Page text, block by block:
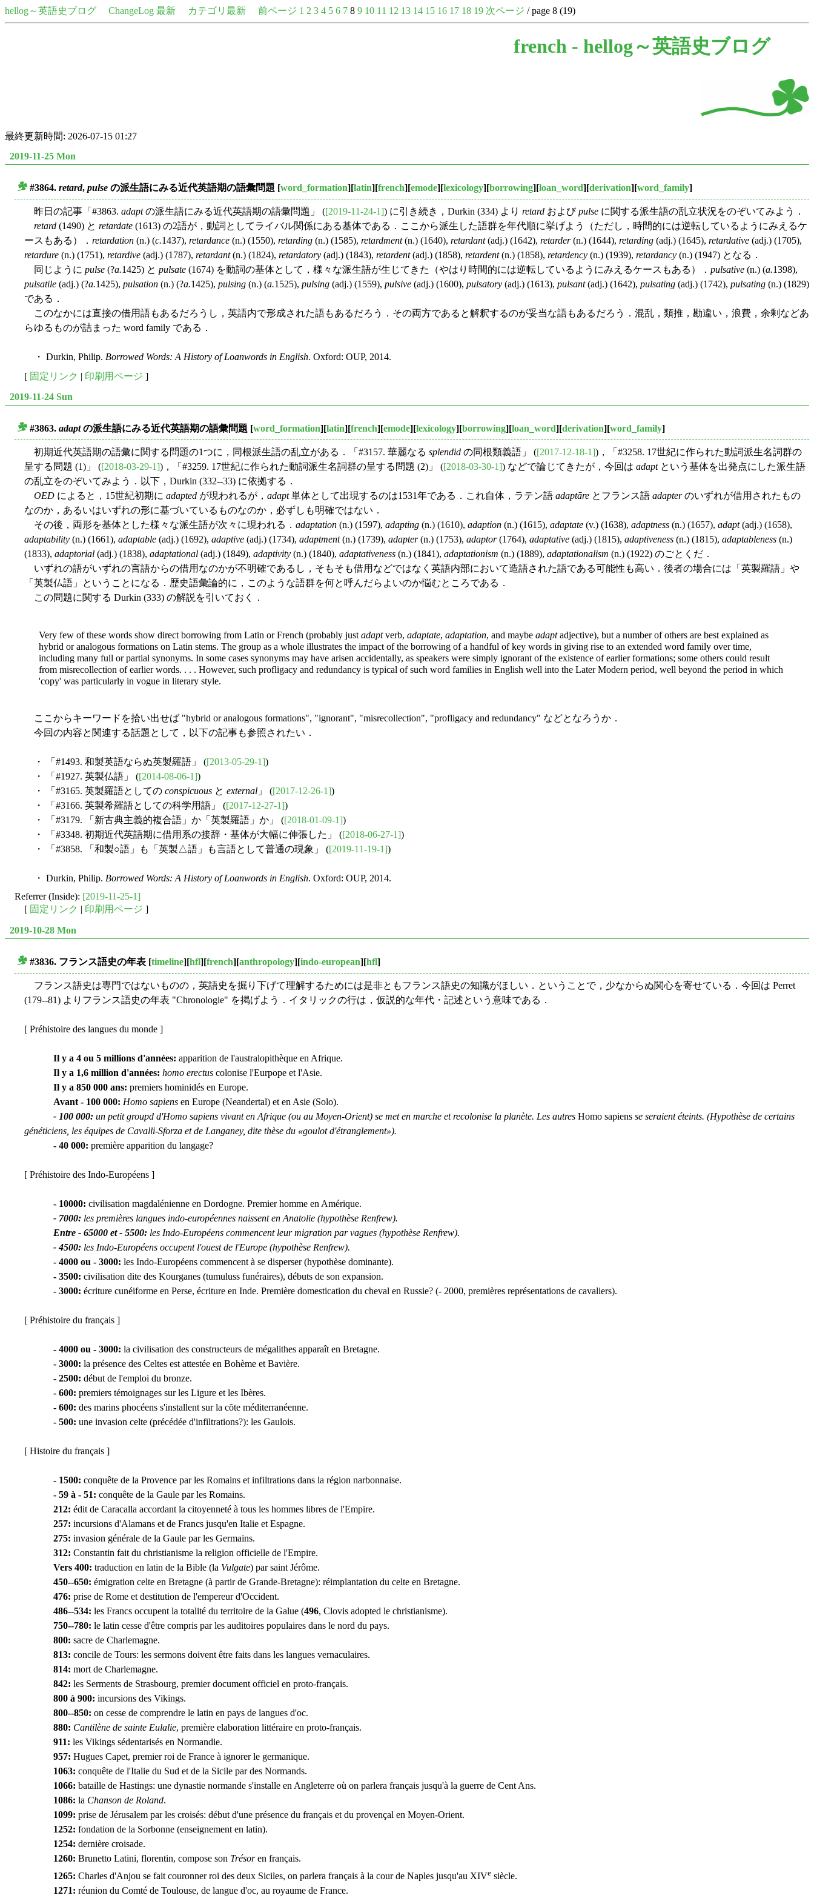
hellog～英語史ブログ ChangeLog 最新 カテゴリ最新 前ページ 1 2 3 4 5 6 7 8 9 10 11 12 13 14 15 16 17 18 19 次ページ / page 8 (19)
french - hellog～英語史ブログ
最終更新時間: 2026-07-15 01:27
2019-11-25 Mon
#3864. retard, pulse の派生語にみる近代英語期の語彙問題 [word_formation][latin][french][emode][lexicology][borrowing][loan_word][derivation][word_family]
昨日の記事「#3863. adaptの派生語にみる近代英語期の語彙問題」 ([2019-11-24-1]) に引き続き，Durkin (334) より retard およびpulse に関する派生語の乱立状況をのぞいてみよう．
retard (1490) と retardate (1613) の2語が，動詞としてライバル関係にある基体である．ここから派生した語群を年代順に挙げよう（ただし，時間的には逆転しているようにみえるケ
ースもある）． retardation (n.) (c.1437), retardance (n.) (1550), retarding (n.) (1585), retardment(n.) (1640), retardant(adj.) (1642), retarder(n.) (1644), retarding (adj.) (1645), retardative (adj.) (1705),
retardure (n.) (1751), retardive (adj.) (1787), retardant(n.) (1824), retardatory (adj.) (1843), retardent(adj.) (1858), retardent(n.) (1858), retardency (n.) (1939), retardancy (n.) (1947) となる．
同じように pulse (?a.1425) と pulsate (1674) を動詞の基体として，様々な派生語が生じてきた（やはり時間的には逆転しているようにみえるケースもある）． pulsative (n.) (a.1398),
pulsatile (adj.) (?a.1425), pulsation (n.) (?a.1425), pulsing (n.) (a.1525), pulsing (adj.) (1559), pulsive (adj.) (1600), pulsatory (adj.) (1613), pulsant(adj.) (1642), pulsating (adj.) (1742), pulsating (n.) (1829)
である．
このなかには直接の借用語もあるだろうし，英語内で形成された語もあるだろう．その両方であると解釈するのが妥当な語もあるだろう．混乱，類推，勘違い，浪費，余剰などあ
らゆるものが詰まった word family である．
・ Durkin, Philip. Borrowed Words: A History of Loanwords in English. Oxford: OUP, 2014.
[ 固定リンク | 印刷用ページ ]
2019-11-24 Sun
#3863. adaptの派生語にみる近代英語期の語彙問題 [word_formation][latin][french][emode][lexicology][borrowing][loan_word][derivation][word_family]
初期近代英語期の語彙に関する問題の1つに，同根派生語の乱立がある．「#3157. 華麗なる splendid の同根類義語」 ([2017-12-18-1])，「#3258. 17世紀に作られた動詞派生名詞群の
呈する問題 (1)」 ([2018-03-29-1])，「#3259. 17世紀に作られた動詞派生名詞群の呈する問題 (2)」 ([2018-03-30-1]) などで論じてきたが，今回は adaptという基体を出発点にした派生語
の乱立をのぞいてみよう．以下，Durkin (332--33) に依拠する．
OED によると，15世紀初期に adapted が現われるが， adapt単体として出現するのは1531年である．これ自体，ラテン語 adaptāre とフランス語 adapterのいずれが借用されたもの
なのか，あるいはいずれの形に基づいているものなのか，必ずしも明確ではない．
その後，両形を基体とした様々な派生語が次々に現われる． adaptation (n.) (1597), adapting (n.) (1610), adaption (n.) (1615), adaptate (v.) (1638), adaptness (n.) (1657), adapt(adj.) (1658),
adaptability (n.) (1661), adaptable (adj.) (1692), adaptive (adj.) (1734), adaptment(n.) (1739), adapter(n.) (1753), adaptor(1764), adaptative (adj.) (1815), adaptiveness (n.) (1815), adaptableness (n.)
(1833), adaptorial (adj.) (1838), adaptational (adj.) (1849), adaptivity (n.) (1840), adaptativeness (n.) (1841), adaptationism (n.) (1889), adaptationalism (n.) (1922) のごとくだ．
いずれの語がいずれの言語からの借用なのかが不明確であるし，そもそも借用などではなく英語内部において造語された語である可能性も高い．後者の場合には「英製羅語」や
「英製仏語」ということになる．歴史語彙論的に，このような語群を何と呼んだらよいのか悩むところである．
この問題に関する Durkin (333) の解説を引いておく．
Very few of these words show direct borrowing from Latin or French (probably justadaptverb, adaptate, adaptation, and maybe adaptadjective), but a number of others are best explained as
hybrid or analogous formations on Latin stems. The group as a whole illustrates the impact of the borrowing of a handful of key words in giving rise to an extended word family over time,
including many full or partial synonyms. In some cases synonyms may have arisen accidentally, as speakers were simply ignorant of the existence of earlier formations; some others could result
from misrecollection of earlier words. . . . However, such profligacy and redundancy is typical of such word families in English well into the Later Modern period, well beyond the period in which
'copy' was particularly in vogue in literary style.
ここからキーワードを拾い出せば "hybrid or analogous formations", "ignorant", "misrecollection", "profligacy and redundancy" などとなろうか．
今回の内容と関連する話題として，以下の記事も参照されたい．
・ 「#1493. 和製英語ならぬ英製羅語」 ([2013-05-29-1])
・ 「#1927. 英製仏語」 ([2014-08-06-1])
・ 「#3165. 英製羅語としての conspicuous と external 」 ([2017-12-26-1])
・ 「#3166. 英製希羅語としての科学用語」 ([2017-12-27-1])
・ 「#3179. 「新古典主義的複合語」か「英製羅語」か」 ([2018-01-09-1])
・ 「#3348. 初期近代英語期に借用系の接辞・基体が大幅に伸張した」 ([2018-06-27-1])
・ 「#3858. 「和製○語」も「英製△語」も言語として普通の現象」 ([2019-11-19-1])
・ Durkin, Philip. Borrowed Words: A History of Loanwords in English. Oxford: OUP, 2014.
Referrer (Inside): [2019-11-25-1]
[ 固定リンク | 印刷用ページ ]
2019-10-28 Mon
#3836. フランス語史の年表 [timeline][hfl][french][anthropology][indo-european][hfl]
フランス語史は専門ではないものの，英語史を掘り下げて理解するためには是非ともフランス語史の知識がほしい．ということで，少なからぬ関心を寄せている．今回は Perret
(179--81) よりフランス語史の年表 "Chronologie" を掲げよう．イタリックの行は，仮説的な年代・記述という意味である．
[ Préhistoire des langues du monde ]
Il y a 4 ou 5 millions d'années: apparition de l'australopithèque en Afrique.
Il y a 1,6 million d'années: homo erectus colonise l'Eurpope et l'Asie.
Il y a 850 000 ans: premiers hominidés en Europe.
Avant - 100 000: Homo sapiens en Europe (Neandertal) et en Asie (Solo).
- 100 000: un petit groupd d'Homo sapiens vivant en Afrique (ou au Moyen-Orient) se met en marche et recolonise la planète. Les autres Homo sapiens se seraient éteints. (Hypothèse de certains
généticiens, les équipes de Cavalli-Sforza et de Langaney, dite thèse du «goulot d'étranglement»).
- 40 000: première apparition du langage?
[ Préhistoire des Indo-Européens ]
- 10000: civilisation magdalénienne en Dordogne. Premier homme en Amérique.
- 7000: les premières langues indo-européennes naissent en Anatolie (hypothèse Renfrew).
Entre - 65000 et - 5500: les Indo-Européens commencent leur migration par vagues (hypothèse Renfrew).
- 4500: les Indo-Européens occupent l'ouest de l'Europe (hypothèse Renfrew).
- 4000 ou - 3000: les Indo-Européens commencent à se disperser (hypothèse dominante).
- 3500: civilisation dite des Kourganes (tumuluss funéraires), débuts de son expansion.
- 3000: écriture cunéiforme en Perse, écriture en Inde. Première domestication du cheval en Russie? (- 2000, premières représentations de cavaliers).
[ Préhistoire du français ]
- 4000 ou - 3000: la civilisation des constructeurs de mégalithes apparaît en Bretagne.
- 3000: la présence des Celtes est attestée en Bohème et Bavière.
- 2500: début de l'emploi du bronze.
- 600: premiers témoignages sur les Ligure et les Ibères.
- 600: des marins phocéens s'installent sur la cõte méditerranéenne.
- 500: une invasion celte (précédée d'infiltrations?): les Gaulois.
[ Histoire du français ]
- 1500: conquête de la Provence par les Romains et infiltrations dans la région narbonnaise.
- 59 à - 51: conquête de la Gaule par les Romains.
212: édit de Caracalla accordant la citoyenneté à tous les hommes libres de l'Empire.
257: incursions d'Alamans et de Francs jusqu'en Italie et Espagne.
275: invasion générale de la Gaule par les Germains.
312: Constantin fait du christianisme la religion officielle de l'Empire.
Vers 400: traduction en latin de la Bible (la Vulgate) par saint Jérôme.
450--650: émigration celte en Bretagne (à partir de Grande-Bretagne): réimplantation du celte en Bretagne.
476: prise de Rome et destitution de l'empereur d'Occident.
486--534: les Francs occupent la totalité du territoire de la Galue (496, Clovis adopted le christianisme).
750--780: le latin cesse d'être compris par les auditoires populaires dans le nord du pays.
800: sacre de Charlemagne.
813: concile de Tours: les sermons doivent être faits dans les langues vernaculaires.
814: mort de Charlemagne.
842: les Serments de Strasbourg, premier document officiel en proto-français.
800 à 900: incursions des Vikings.
800--850: on cesse de comprendre le latin en pays de langues d'oc.
880: Cantilène de sainte Eulalie, première elaboration littéraire en proto-français.
911: les Vikings sédentarisés en Normandie.
957: Hugues Capet, premier roi de France à ignorer le germanique.
1063: conquête de l'Italie du Sud et de la Sicile par des Normands.
1066: bataille de Hastings: une dynastie normande s'installe en Angleterre où on parlera français jusqu'à la guerre de Cent Ans.
1086: la Chanson de Roland.
1099: prise de Jérusalem par les croisés: début d'une présence du français et du provençal en Moyen-Orient.
1252: fondation de la Sorbonne (enseignement en latin).
1254: dernière croisade.
1260: Brunetto Latini, florentin, compose son Trésoren français.
1265: Charles d'Anjou se fait couronner roi des deux Siciles, on parlera français à la cour de Naples jusqu'au XIVe siècle.
1271: réunion du Comté de Toulouse, de langue d'oc, au royaume de France.